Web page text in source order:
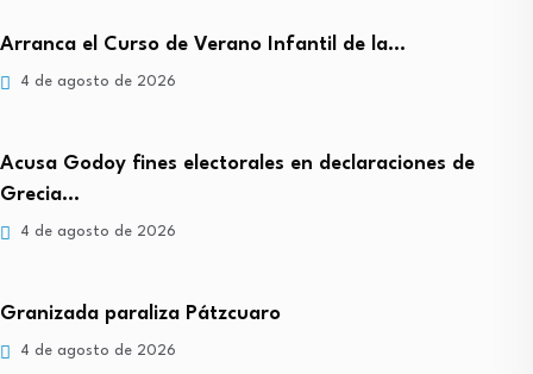
Arranca el Curso de Verano Infantil de la…
4 de agosto de 2026
Acusa Godoy fines electorales en declaraciones de
Grecia…
4 de agosto de 2026
Granizada paraliza Pátzcuaro
4 de agosto de 2026